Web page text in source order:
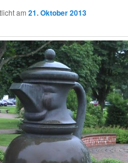
am 21. Oktober 2013